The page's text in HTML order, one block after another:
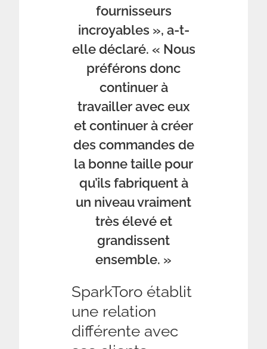
fournisseurs
incroyables », a-t-
elle déclaré. « Nous
préférons donc
continuer à
travailler avec eux
et continuer à créer
des commandes de
la bonne taille pour
qu’ils fabriquent à
un niveau vraiment
très élevé et
grandissent
ensemble. »
SparkToro établit
une relation
différente avec